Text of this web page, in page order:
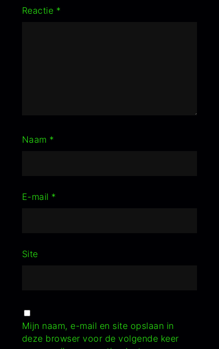
Reactie *
Naam *
E-mail *
Site
Mijn naam, e-mail en site opslaan in
deze browser voor de volgende keer